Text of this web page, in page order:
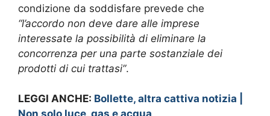
condizione da soddisfare prevede che
“l’accordo non deve dare alle imprese
interessate la possibilità di eliminare la
concorrenza per una parte sostanziale dei
prodotti di cui trattasi”.
LEGGI ANCHE: Bollette, altra cattiva notizia |